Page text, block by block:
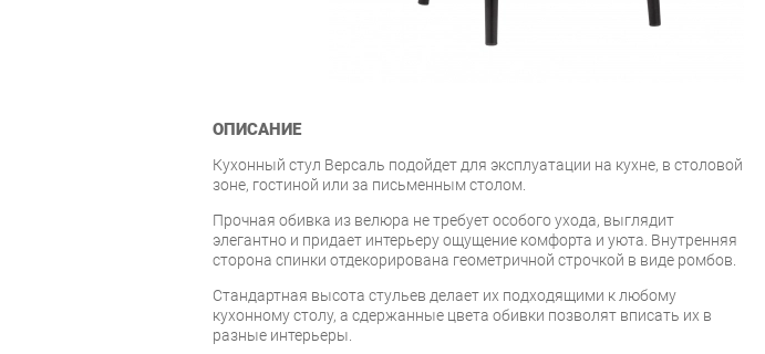
ОПИСАНИЕ
Кухонный стул Версаль подойдет для эксплуатации на кухне, в столовой
зоне, гостиной или за письменным столом.
Прочная обивка из велюра не требует особого ухода, выглядит
элегантно и придает интерьеру ощущение комфорта и уюта. Внутренняя
сторона спинки отдекорирована геометричной строчкой в виде ромбов.
Стандартная высота стульев делает их подходящими к любому
кухонному столу, а сдержанные цвета обивки позволят вписать их в
разные интерьеры.